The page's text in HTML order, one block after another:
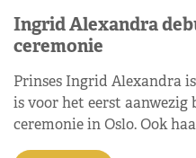
Ingrid Alexandra
ceremonie
Prinses Ingrid Alexandra
is voor het eerst aanwezig
ceremonie in Oslo. Ook